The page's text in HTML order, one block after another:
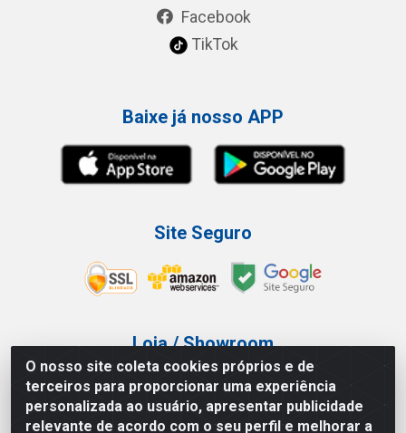
O nosso site coleta cookies próprios e de
terceiros para proporcionar uma experiência
personalizada ao usuário, apresentar publicidade
relevante de acordo com o seu perfil e melhorar a
Facebook
TikTok
Baixe já nosso APP
Site Seguro
Loja / Showroom
Tel.: (11) 3227-0546
Av Vautier, 587/597 - Pari - São Paulo/SP